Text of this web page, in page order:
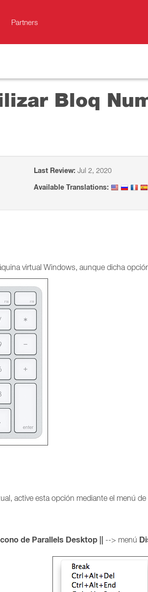
Partners
Bloq
Last Review: Jul 2, 2020
Available Translations:
virtual Windows, aunque dicha
active esta opción mediante el menú de
de Parallels Desktop || --> menú